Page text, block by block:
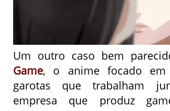
Um outro caso bem
Game, o anime focado
garotas que trabalham
empresa que produz